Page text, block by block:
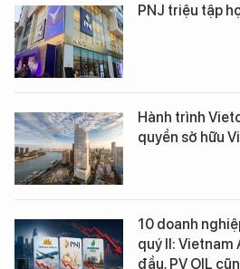
PNJ triệu tập
Hành trình
quyền sở hữu
10 doanh
quý II: Vietnam
đầu, PV OIL